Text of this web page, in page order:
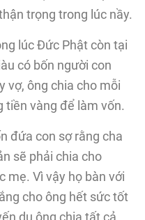
trọng trong lúc nầy.
lúc Ðức Phật còn tại
có bốn người con
vợ, ông chia cho mỗi
tiền vàng để làm vốn.
đứa con sợ rằng cha
sẽ phải chia cho
mẹ. Vì vậy họ bàn với
cho ông hết sức tốt
dụ ông chia tất cả